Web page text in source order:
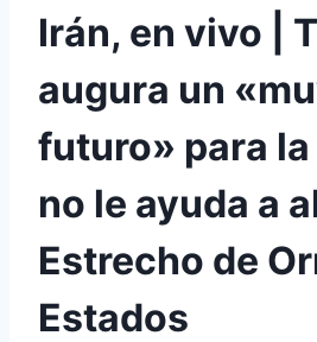
Irán, en vivo |
augura un
futuro» para la
no le ayuda a
Estrecho de
Estados